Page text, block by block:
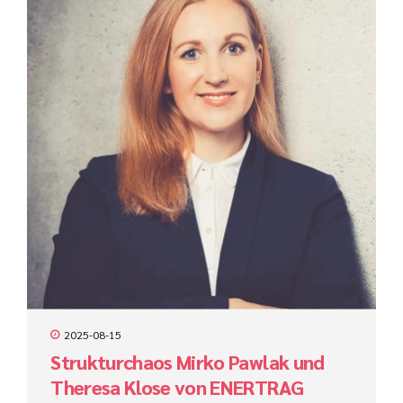
Integration. Was so einfach klingt, ist in vielen Unternehmen
eine große Herausforderung. Zwar stehen heute
leistungsfähige Tools zur Verfügung – doch der Unterschied
entsteht dort, wo Prozesse konsequent verstanden,
abgestimmt und sinnvoll automatisiert...
2025-08-15
Strukturchaos Mirko Pawlak und
Theresa Klose von ENERTRAG